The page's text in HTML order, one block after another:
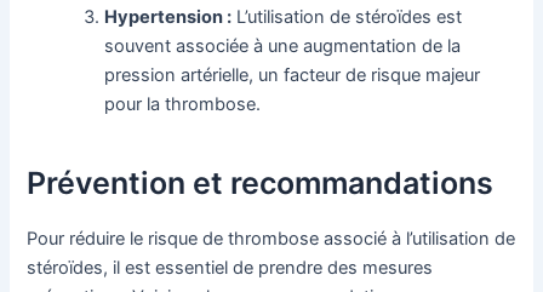
Hypertension : L’utilisation de stéroïdes est
souvent associée à une augmentation de la
pression artérielle, un facteur de risque majeur
pour la thrombose.
Prévention et recommandations
Pour réduire le risque de thrombose associé à l’utilisation de
stéroïdes, il est essentiel de prendre des mesures